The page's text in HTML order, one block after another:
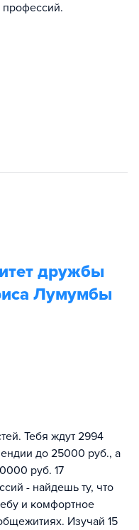
профессий.
дружбы
Лумумбы
Тебя ждут 2994
до 25000 руб., а
руб. 17
- найдешь ту, что
и комфортное
Изучай 15